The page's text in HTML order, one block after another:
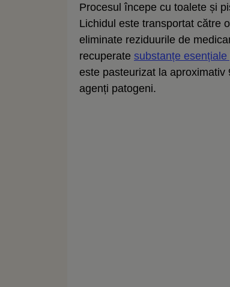
Procesul începe cu toalete și
Lichidul este transportat către
eliminate reziduurile de
recuperate substanțe
este pasteurizat la
agenți patogeni.